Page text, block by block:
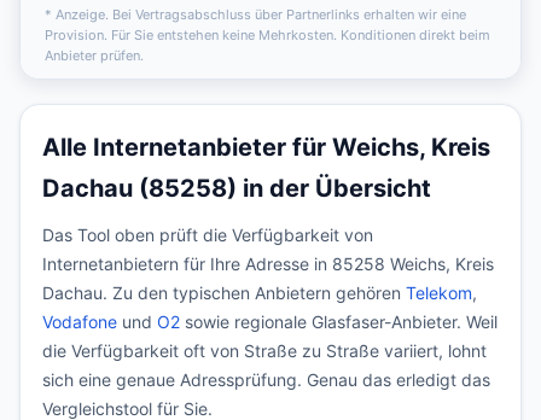
* Anzeige. Bei Vertragsabschluss über Partnerlinks erhalten wir eine
Provision. Für Sie entstehen keine Mehrkosten. Konditionen direkt beim
Anbieter prüfen.
Alle Internetanbieter für Weichs, Kreis
Dachau (85258) in der Übersicht
Das Tool oben prüft die Verfügbarkeit von
Internetanbietern für Ihre Adresse in 85258 Weichs, Kreis
Dachau. Zu den typischen Anbietern gehören Telekom,
Vodafone und O2 sowie regionale Glasfaser-Anbieter. Weil
die Verfügbarkeit oft von Straße zu Straße variiert, lohnt
sich eine genaue Adressprüfung. Genau das erledigt das
Vergleichstool für Sie.